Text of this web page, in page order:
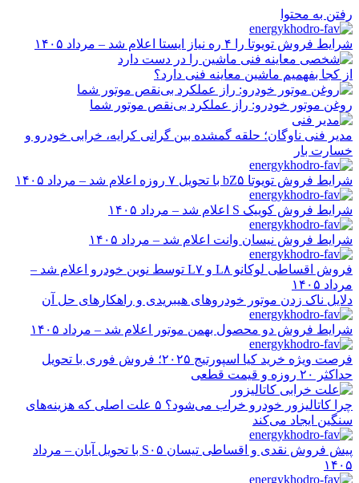
رفتن به محتوا
شرایط فروش تویوتا را ۴ ره نیاز ایستا اعلام شد – مرداد ۱۴۰۵
از کجا بفهمیم ماشین معاینه فنی دارد؟
روغن موتور خودرو: راز عملکرد بی‌نقص موتور شما
مدیر فنی ناوگان؛ حلقه گمشده بین گرانی کرایه، خرابی خودرو و
خسارت بار
شرایط فروش تویوتا bZ۵ با تحویل ۷ روزه اعلام شد – مرداد ۱۴۰۵
شرایط فروش کوییک S اعلام شد – مرداد ۱۴۰۵
شرایط فروش نیسان وانت اعلام شد – مرداد ۱۴۰۵
فروش اقساطی لوکانو L۸ و L۷ توسط نوین خودرو اعلام شد –
مرداد ۱۴۰۵
دلایل ناک زدن موتور خودروهای هیبریدی و راهکارهای حل آن
شرایط فروش دو محصول بهمن موتور اعلام شد – مرداد ۱۴۰۵
فرصت ویژه خرید کیا اسپورتیج ۲۰۲۵؛ فروش فوری با تحویل
حداکثر ۲۰ روزه و قیمت قطعی
چرا کاتالیزور خودرو خراب می‌شود؟ ۵ علت اصلی که هزینه‌های
سنگین ایجاد می‌کند
پیش فروش نقدی و اقساطی تیسان S۰۵ با تحویل آبان – مرداد
۱۴۰۵